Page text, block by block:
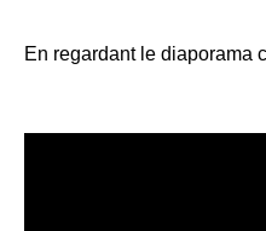
En regardant le diaporama